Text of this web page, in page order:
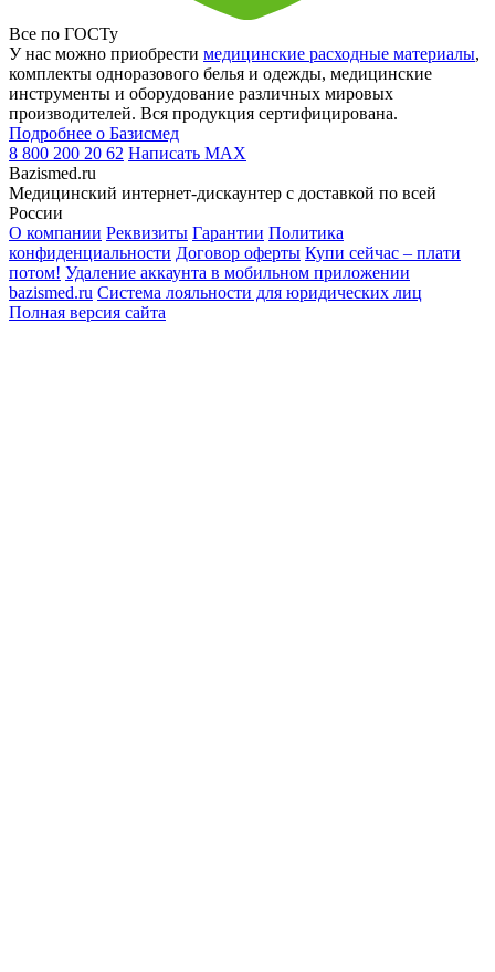
Все по ГОСТу
У нас можно приобрести медицинские расходные материалы,
комплекты одноразового белья и одежды, медицинские
инструменты и оборудование различных мировых
производителей. Вся продукция сертифицирована.
Подробнее о Базисмед
8 800 200 20 62 Написать MAX
Bazismed.ru
Медицинский интернет-дискаунтер с доставкой по всей
России
О компании Реквизиты Гарантии Политика
конфиденциальности Договор оферты Купи сейчас – плати
потом! Удаление аккаунта в мобильном приложении
bazismed.ru Система лояльности для юридических лиц
Полная версия сайта